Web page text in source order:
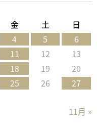
金 土 日
11月 »
4 5
6
11 12
13
18 19
20
25 26
27